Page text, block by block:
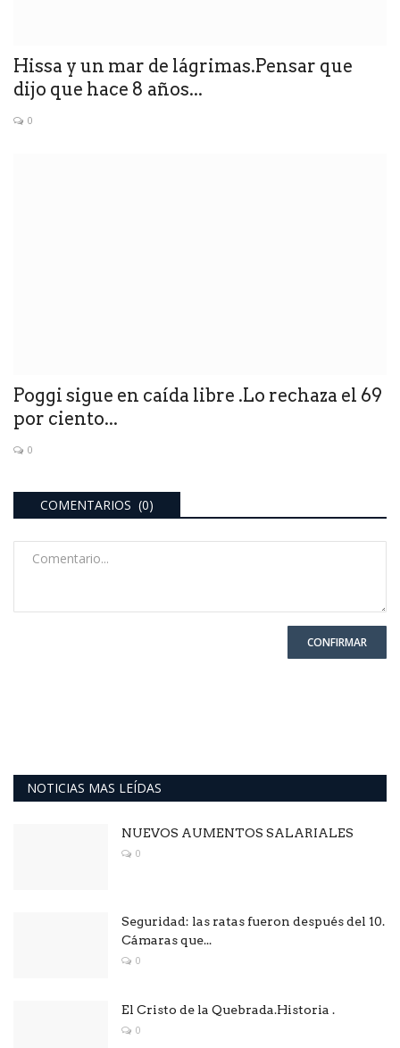
Hissa y un mar de lágrimas.Pensar que
dijo que hace 8 años...
0
Poggi sigue en caída libre .Lo rechaza el 69
por ciento...
0
COMENTARIOS (0)
CONFIRMAR
NOTICIAS MAS LEÍDAS
NUEVOS AUMENTOS SALARIALES
0
Seguridad: las ratas fueron después del 10.
Cámaras que...
0
El Cristo de la Quebrada.Historia .
0